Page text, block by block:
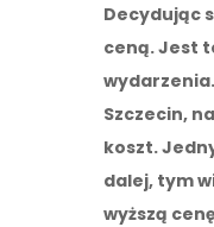
Decydując
ceną. Jest
Szczecin,
koszt.
dalej, tym
wyższą